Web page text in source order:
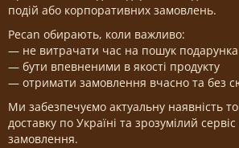
подій або корпоративних замовлень.
Pecan обирають, коли важливо:
— не витрачати час на пошук подарунка
— бути впевненими в якості продукту
— отримати замовлення вчасно та без
Ми забезпечуємо актуальну наявність
доставку по Україні та зрозумілий
замовлення.